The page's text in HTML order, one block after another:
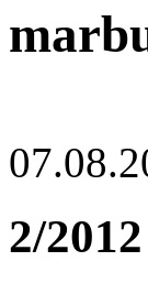
2/